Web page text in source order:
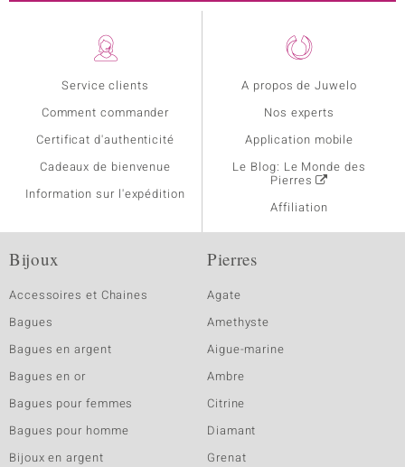
Service clients
Comment commander
Certificat d'authenticité
Cadeaux de bienvenue
Information sur l'expédition
A propos de Juwelo
Nos experts
Application mobile
Le Blog: Le Monde des
Pierres
Affiliation
Bijoux
Accessoires et Chaines
Bagues
Bagues en argent
Bagues en or
Bagues pour femmes
Bagues pour homme
Bijoux en argent
Pierres
Agate
Amethyste
Aigue-marine
Ambre
Citrine
Diamant
Grenat